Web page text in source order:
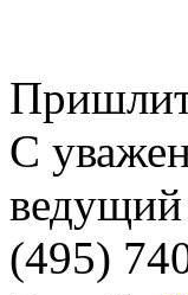
С
(495)